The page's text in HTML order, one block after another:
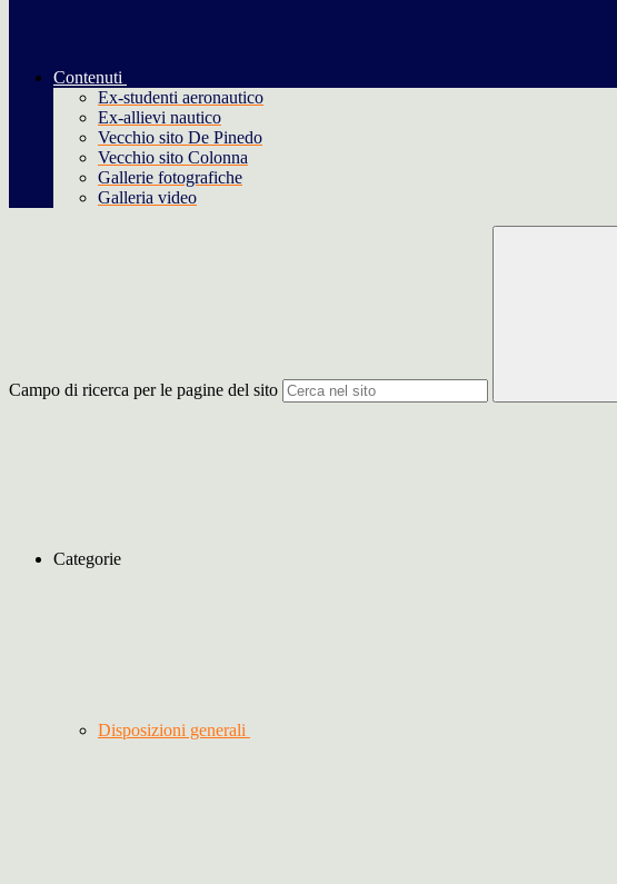
Contenuti
Ex-studenti aeronautico
Ex-allievi nautico
Vecchio sito De Pinedo
Vecchio sito Colonna
Gallerie fotografiche
Galleria video
Campo di ricerca per le pagine del sito
Categorie
Disposizioni generali